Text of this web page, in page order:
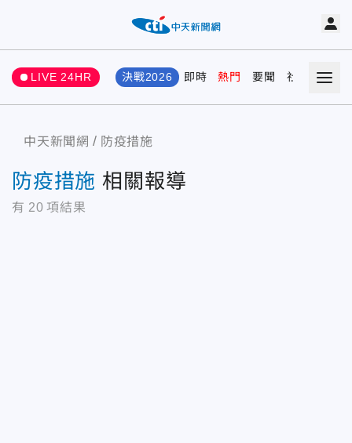
LIVE 24HR 決戰2026 即時 熱門 要聞 社會 娛樂
中天新聞網 防疫措施
防疫措施 相關報導
有 20 項結果